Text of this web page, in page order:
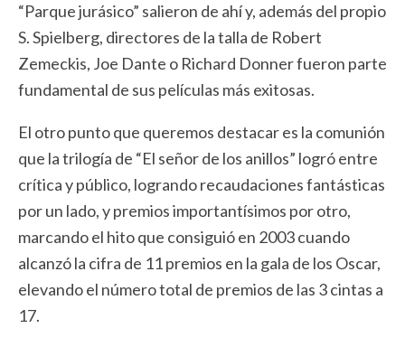
“Parque jurásico” salieron de ahí y, además del propio
S. Spielberg, directores de la talla de Robert
Zemeckis, Joe Dante o Richard Donner fueron parte
fundamental de sus películas más exitosas.
El otro punto que queremos destacar es la comunión
que la trilogía de “El señor de los anillos” logró entre
crítica y público, logrando recaudaciones fantásticas
por un lado, y premios importantísimos por otro,
marcando el hito que consiguió en 2003 cuando
alcanzó la cifra de 11 premios en la gala de los Oscar,
elevando el número total de premios de las 3 cintas a
17.